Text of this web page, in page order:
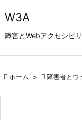
W3A
障害とWebアクセシビ
 ホーム >  障害者とウ